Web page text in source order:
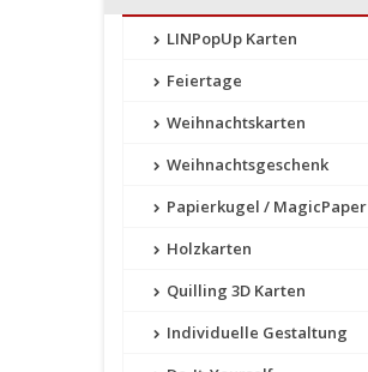
LINPopUp Karten
Feiertage
Weihnachtskarten
Weihnachtsgeschenk
Papierkugel / MagicPaper
Holzkarten
Quilling 3D Karten
Individuelle Gestaltung